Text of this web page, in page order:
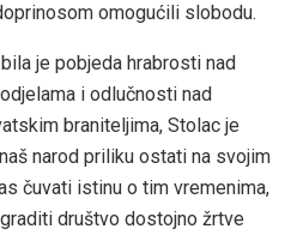
omogućili slobodu.
bila je pobjeda hrabrosti nad
i odlučnosti nad
braniteljima, Stolac je
narod priliku ostati na svojim
čuvati istinu o tim vremenima,
društvo dostojno žrtve